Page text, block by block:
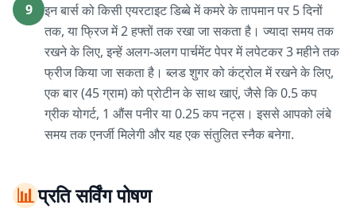
9
इन बार्स को किसी एयरटाइट डिब्बे में कमरे के तापमान पर 5 दिनों
तक, या फ्रिज में 2 हफ्तों तक रखा जा सकता है। ज्यादा समय तक
रखने के लिए, इन्हें अलग-अलग पार्चमेंट पेपर में लपेटकर 3 महीने तक
फ्रीज किया जा सकता है। ब्लड शुगर को कंट्रोल में रखने के लिए,
एक बार (45 ग्राम) को प्रोटीन के साथ खाएं, जैसे कि 0.5 कप
ग्रीक योगर्ट, 1 औंस पनीर या 0.25 कप नट्स। इससे आपको लंबे
समय तक एनर्जी मिलेगी और यह एक संतुलित स्नैक बनेगा.
📊प्रति सर्विंग पोषण